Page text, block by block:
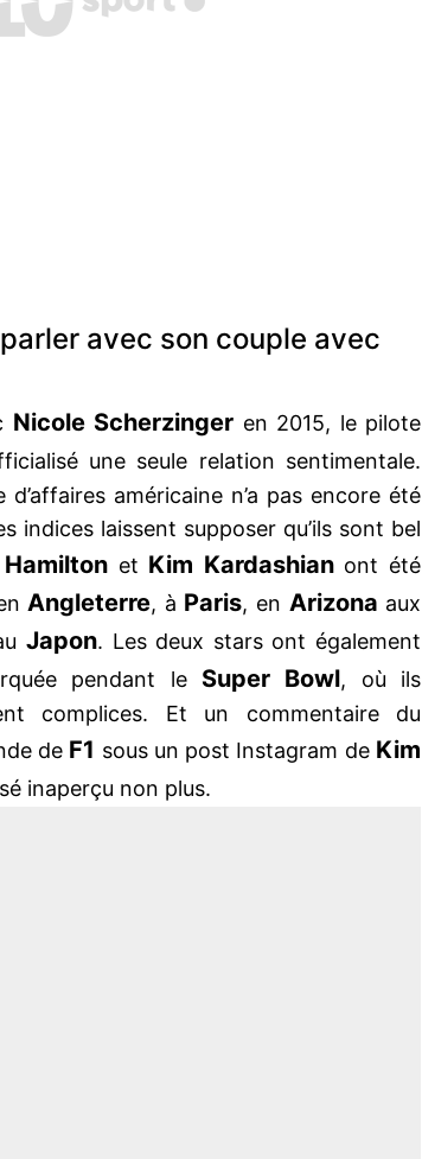
avec son couple avec
Nicole Scherzinger en 2015, le pilote
une seule relation sentimentale.
américaine n’a pas encore été
indices laissent supposer qu’ils sont bel
et Kim Kardashianont été
Angleterre, à Paris, en Arizona aux
Japon. Les deux stars ont également
pendant le Super Bowl, où ils
complices. Et un commentaire du
de F1 sous un post Instagram deKim
inaperçu non plus.